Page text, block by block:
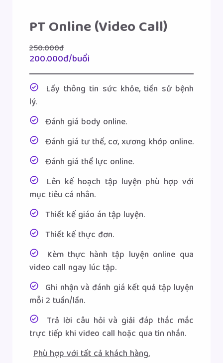
PT Online (Video Call)
250.000đ
200.000đ/buổi
Lấy thông tin sức khỏe, tiền sử bệnh
lý.
Đánh giá body online.
Đánh giá tư thế, cơ, xương khớp online.
Đánh giá thể lực online.
Lên kế hoạch tập luyện phù hợp với
mục tiêu cá nhân.
Thiết kế giáo án tập luyện.
Thiết kế thực đơn.
Kèm thực hành tập luyện online qua
video call ngay lúc tập.
Ghi nhận và đánh giá kết quả tập luyện
mỗi 2 tuần/lần.
Trả lời câu hỏi và giải đáp thắc mắc
trực tiếp khi video call hoặc qua tin nhắn.
Phù hợp với tất cả khách hàng.